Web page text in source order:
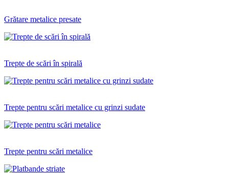
Grătare metalice presate
Trepte de scări în spirală
Trepte pentru scări metalice cu grinzi sudate
Trepte pentru scări metalice